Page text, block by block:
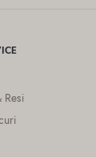
Resi